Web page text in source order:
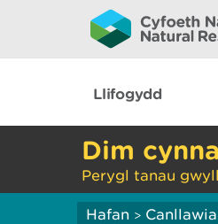
Llifogydd
Dim
Perygl tanau
Hafan >